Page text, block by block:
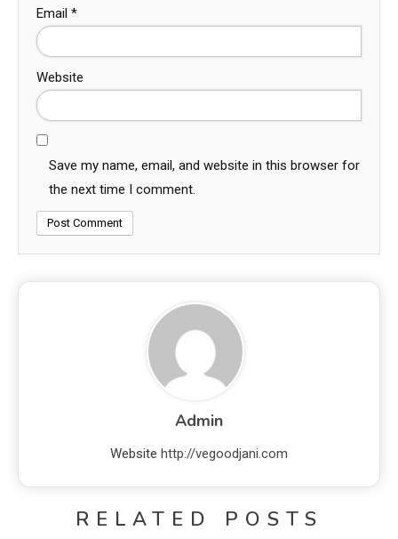
Email *
Website
Save my name, email, and website in this browser for
the next time I comment.
Admin
Website http://vegoodjani.com
RELATED POSTS